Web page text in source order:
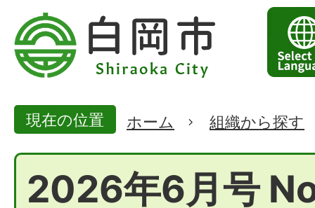
現在の位置 ホーム 組織から探す
2026年6月号